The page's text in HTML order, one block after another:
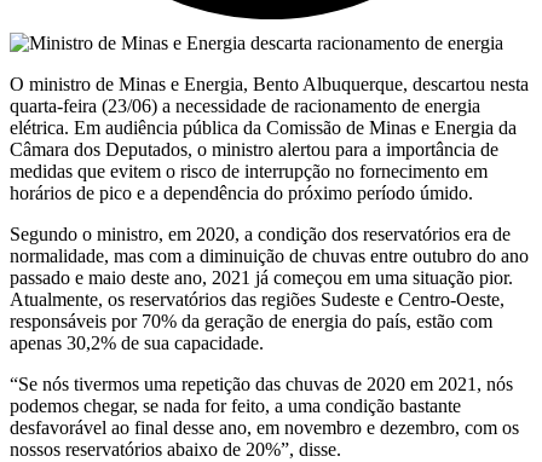
O ministro de Minas e Energia, Bento Albuquerque, descartou nesta
quarta-feira (23/06) a necessidade de racionamento de energia
elétrica. Em audiência pública da Comissão de Minas e Energia da
Câmara dos Deputados, o ministro alertou para a importância de
medidas que evitem o risco de interrupção no fornecimento em
horários de pico e a dependência do próximo período úmido.
Segundo o ministro, em 2020, a condição dos reservatórios era de
normalidade, mas com a diminuição de chuvas entre outubro do ano
passado e maio deste ano, 2021 já começou em uma situação pior.
Atualmente, os reservatórios das regiões Sudeste e Centro-Oeste,
responsáveis por 70% da geração de energia do país, estão com
apenas 30,2% de sua capacidade.
“Se nós tivermos uma repetição das chuvas de 2020 em 2021, nós
podemos chegar, se nada for feito, a uma condição bastante
desfavorável ao final desse ano, em novembro e dezembro, com os
nossos reservatórios abaixo de 20%”, disse.